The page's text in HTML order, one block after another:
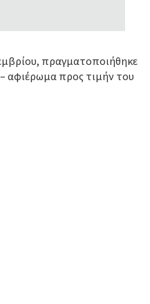
πραγματοποιήθηκε
αφιέρωμα προς τιμήν του